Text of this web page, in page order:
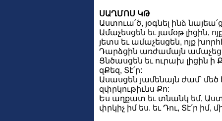
ՍԱՂՄՈՍ ԿԹ
Աստուա՛ծ, յօգնել ինձ
Ամաչեսցեն եւ յամօթ լիցին,
յետս եւ ամաչեսցեն, ոյք
Դարձցին առժամայն
Ցնծասցեն եւ ուրախ լիցին ի
զՔեզ, Տէ՛ր:
Ասասցեն յամենայն ժամ՝ մեծ
զփրկութիւնս Քո:
Ես աղքատ եւ տնանկ եմ,
փրկիչ իմ ես. եւ Դու, Տէ՛ր իմ,